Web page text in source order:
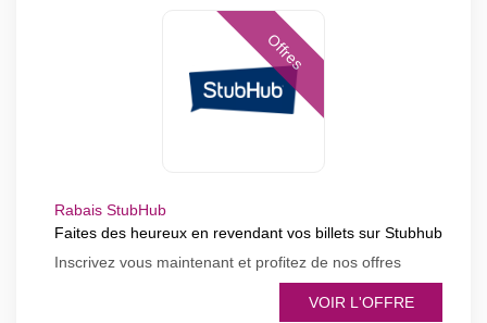
Offres
Rabais StubHub
Faites des heureux en revendant vos billets sur Stubhub
Inscrivez vous maintenant et profitez de nos offres
VOIR L'OFFRE